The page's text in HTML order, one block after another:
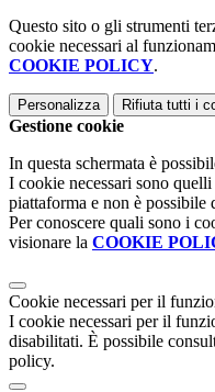
Questo sito o gli strumenti
cookie necessari al
COOKIE POLICY.
Personalizza Rifiuta tutti i
Gestione cookie
In questa schermata è
I cookie necessari sono
piattaforma e non è possibile
Per conoscere quali sono i
visionare la COOKIE
Cookie necessari per il
I cookie necessari per il
disabilitati. È possibile
policy.